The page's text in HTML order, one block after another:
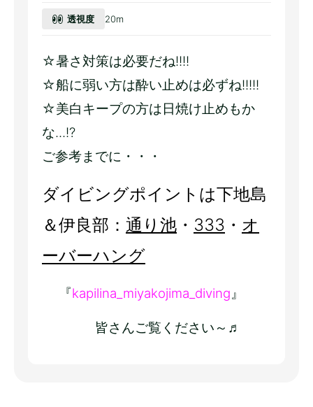
透視度 20m
☆暑さ対策は必要だね!!!!
☆船に弱い方は酔い止めは必ずね!!!!!
☆美白キープの方は日焼け止めもか
な...!?
ご参考までに・・・
ダイビングポイントは下地島
＆伊良部 ： 通り池 ・ 333 ・ オ
ーバーハング
『kapilina_miyakojima_diving』
皆さんご覧ください～♬